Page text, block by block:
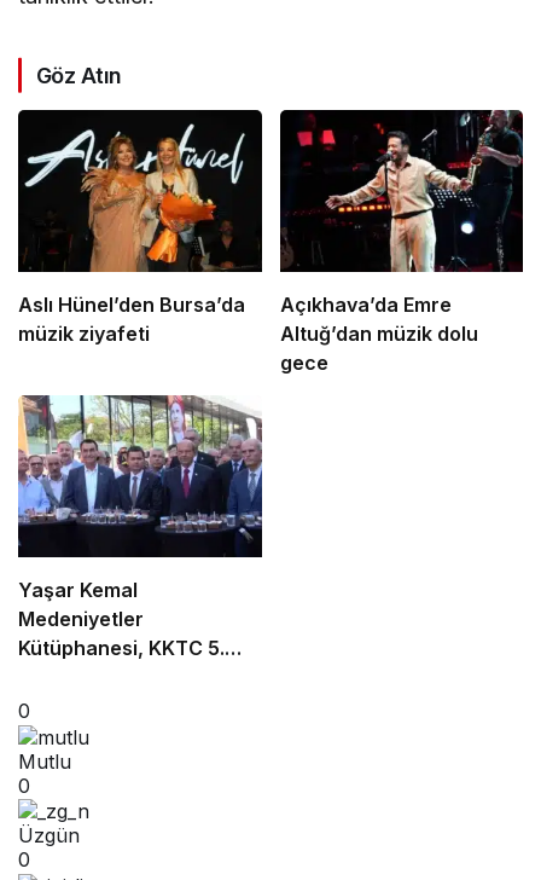
Göz Atın
Aslı Hünel’den Bursa’da
müzik ziyafeti
Açıkhava’da Emre
Altuğ’dan müzik dolu
gece
Yaşar Kemal
Medeniyetler
Kütüphanesi, KKTC 5.
da katılımıyla açıldı
0
Mutlu
0
Üzgün
0